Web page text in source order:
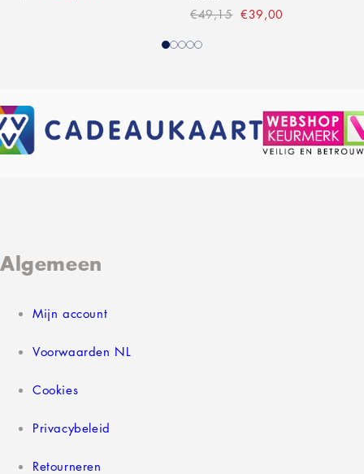
€49,15 €39,00
Algemeen
Mijn account
Voorwaarden NL
Cookies
Privacybeleid
Retourneren